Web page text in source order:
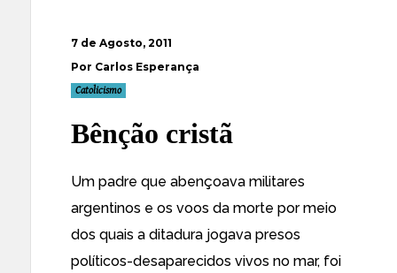
7 de Agosto, 2011
Por Carlos Esperança
Catolicismo
Bênção cristã
Um padre que abençoava militares
argentinos e os voos da morte por meio
dos quais a ditadura jogava presos
políticos-desaparecidos vivos no mar, foi